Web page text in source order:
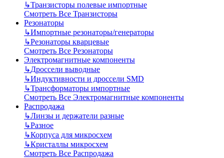
↳Транзисторы полевые импортные
Смотреть Все Транзисторы
Резонаторы
↳Импортные резонаторы/генераторы
↳Резонаторы кварцевые
Смотреть Все Резонаторы
Электромагнитные компоненты
↳Дроссели выводные
↳Индуктивности и дроссели SMD
↳Трансформаторы импортные
Смотреть Все Электромагнитные компоненты
Распродажа
↳Линзы и держатели разные
↳Разное
↳Корпуса для микросхем
↳Кристаллы микросхем
Смотреть Все Распродажа